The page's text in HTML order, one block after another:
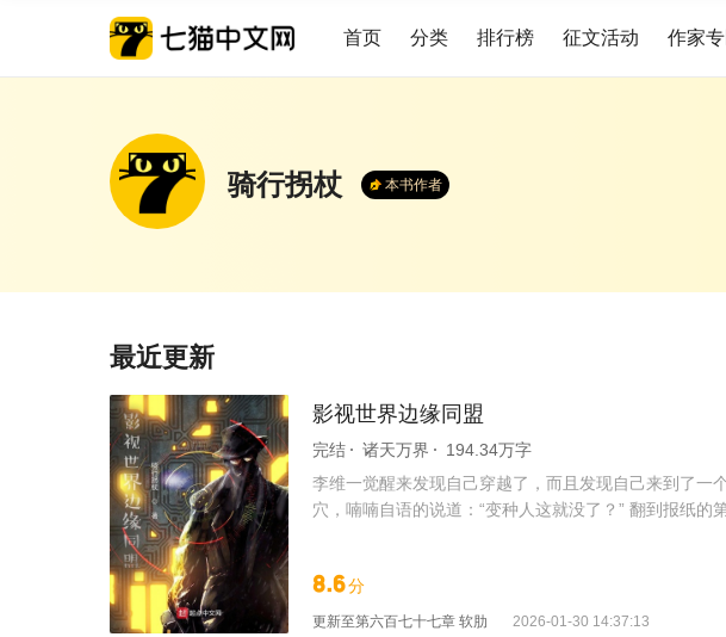
首页 分类 排行榜 征文活动 作家
骑行拐杖 本书作者
最近更新
影视世界边缘同盟
完结 诸天万界
194.34万字
李维一觉醒来发现自己穿越了，而且发现自己来到了
穴，喃喃自语的说道：“变种人这就没了？” 翻到报纸的
李维砸吧着嘴坐下来，看着报纸上的内容，喃喃自语
主线，主角开挂收人组建一支边缘人联盟，开开心心拯
8.6分
更新至第六百七十七章 软肋 2026-01-30 14:37:13